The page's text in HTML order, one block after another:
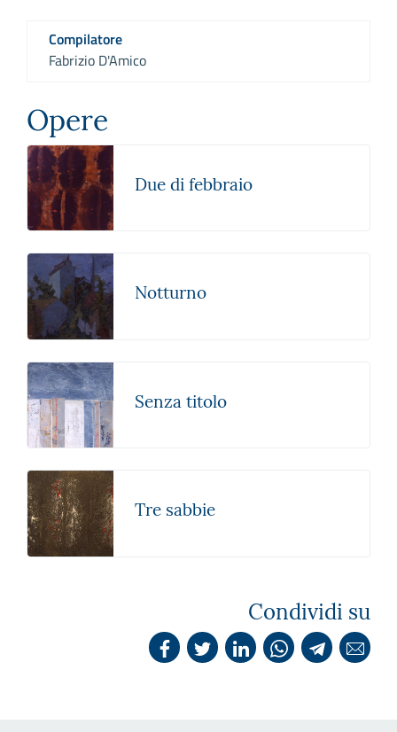
Compilatore
Fabrizio D'Amico
Opere
Due di febbraio
Notturno
Senza titolo
Tre sabbie
Condividi su